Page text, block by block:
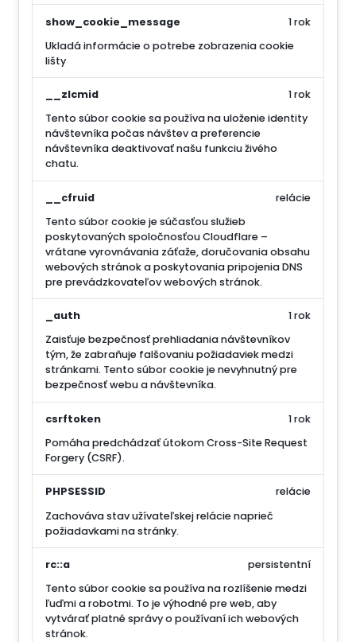
show_cookie_message
Ukladá informácie o potrebe zobrazenia cookie
lišty
1 rok
__zlcmid
Tento súbor cookie sa používa na uloženie identity
návštevníka počas návštev a preferencie
návštevníka deaktivovať našu funkciu živého
chatu.
1 rok
__cfruid
Tento súbor cookie je súčasťou služieb
poskytovaných spoločnosťou Cloudflare –
vrátane vyrovnávania záťaže, doručovania obsahu
webových stránok a poskytovania pripojenia DNS
pre prevádzkovateľov webových stránok.
relácie
_auth
Zaisťuje bezpečnosť prehliadania návštevníkov
tým, že zabraňuje falšovaniu požiadaviek medzi
stránkami. Tento súbor cookie je nevyhnutný pre
bezpečnosť webu a návštevníka.
1 rok
csrftoken
Pomáha predchádzať útokom Cross-Site Request
Forgery (CSRF).
1 rok
PHPSESSID
Zachováva stav užívateľskej relácie naprieč
požiadavkami na stránky.
relácie
rc::a
Tento súbor cookie sa používa na rozlíšenie medzi
ľuďmi a robotmi. To je výhodné pre web, aby
vytvárať platné správy o používaní ich webových
stránok.
persistentní